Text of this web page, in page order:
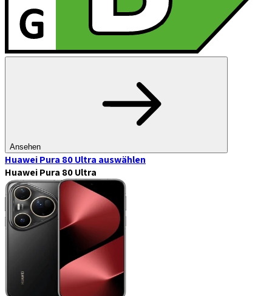
Ansehen
Huawei Pura 80 Ultra auswählen
Huawei Pura 80 Ultra